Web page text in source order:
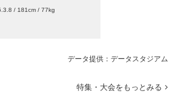
/ 181cm / 77kg
データ提供：データスタジアム
特集・大会をもっとみる